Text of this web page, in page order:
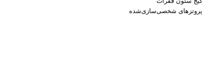
پروتزهای شخصی‌سازی‌شده